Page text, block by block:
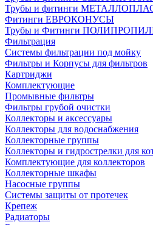
Трубы и фитинги
Фитинги ЕВРОКОНУСЫ
Трубы и Фитинги
Фильтрация
Системы фильтрации под мойку
Фильтры и Корпусы для фильтров
Картриджи
Комплектующие
Промывные фильтры
Фильтры грубой очистки
Коллекторы и аксессуары
Коллекторы для водоснабжения
Коллекторные группы
Коллекторы и гидрострелки для
Комплектующие для коллекторов
Коллекторные шкафы
Насосные группы
Системы защиты от протечек
Крепеж
Радиаторы